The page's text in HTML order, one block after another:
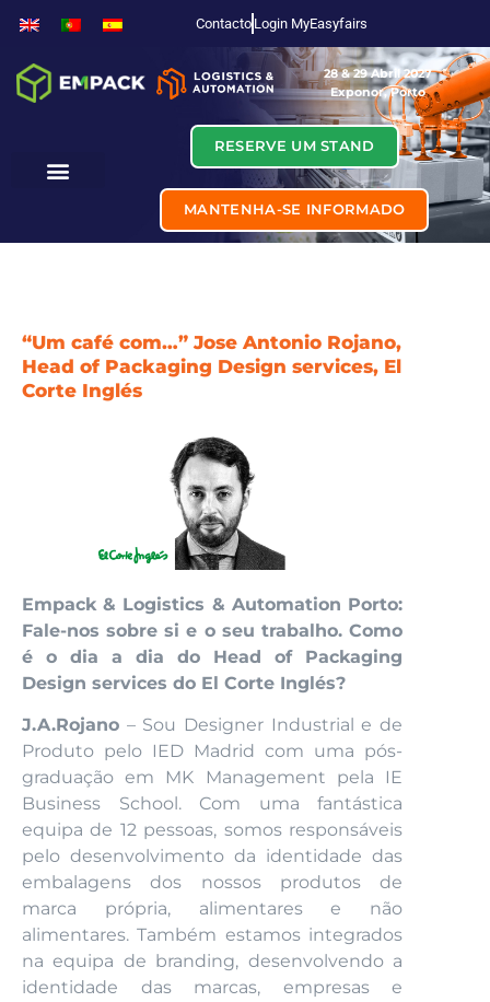
Contacto Login MyEasyfairs
28 & 29 Abril 2027
Exponor, Porto
RESERVE UM STAND
MANTENHA-SE INFORMADO
“Um café com…” Jose Antonio Rojano,
Head of Packaging Design services, El
Corte Inglés
Empack & Logistics & Automation Porto:
Fale-nos sobre si e o seu trabalho. Como
é o dia a dia do Head of Packaging
Design services do El Corte Inglés?
J.A.Rojano – Sou Designer Industrial e de
Produto pelo IED Madrid com uma pós-
graduação em MK Management pela IE
Business School. Com uma fantástica
equipa de 12 pessoas, somos responsáveis
pelo desenvolvimento da identidade das
embalagens dos nossos produtos de
marca própria, alimentares e não
alimentares. Também estamos integrados
na equipa de branding, desenvolvendo a
identidade das marcas, empresas e